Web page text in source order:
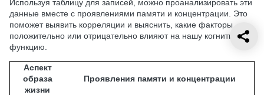
Используя таблицу для записей, можно проанализировать эти
данные вместе с проявлениями памяти и концентрации. Это
поможет выявить корреляции и выяснить, какие факторы
положительно или отрицательно влияют на нашу когнитивную
функцию.
Аспект
образа
жизни
Проявления памяти и концентрации